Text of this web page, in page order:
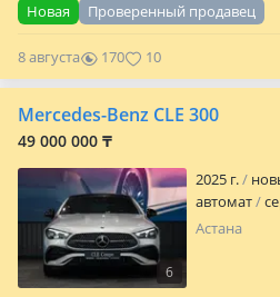
Новая Проверенный продавец
8 августа 170 10
Mercedes-Benz CLE 300
49 000 000 ₸
6
2025 г.
автомат
Астана